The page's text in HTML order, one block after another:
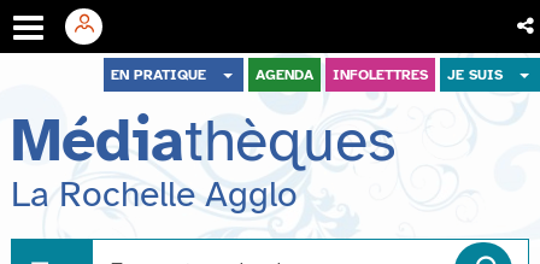
menu
contenu
recherche
EN PRATIQUE AGENDA INFOLETTRES JE SUIS
Médiathèques
La Rochelle Agglo